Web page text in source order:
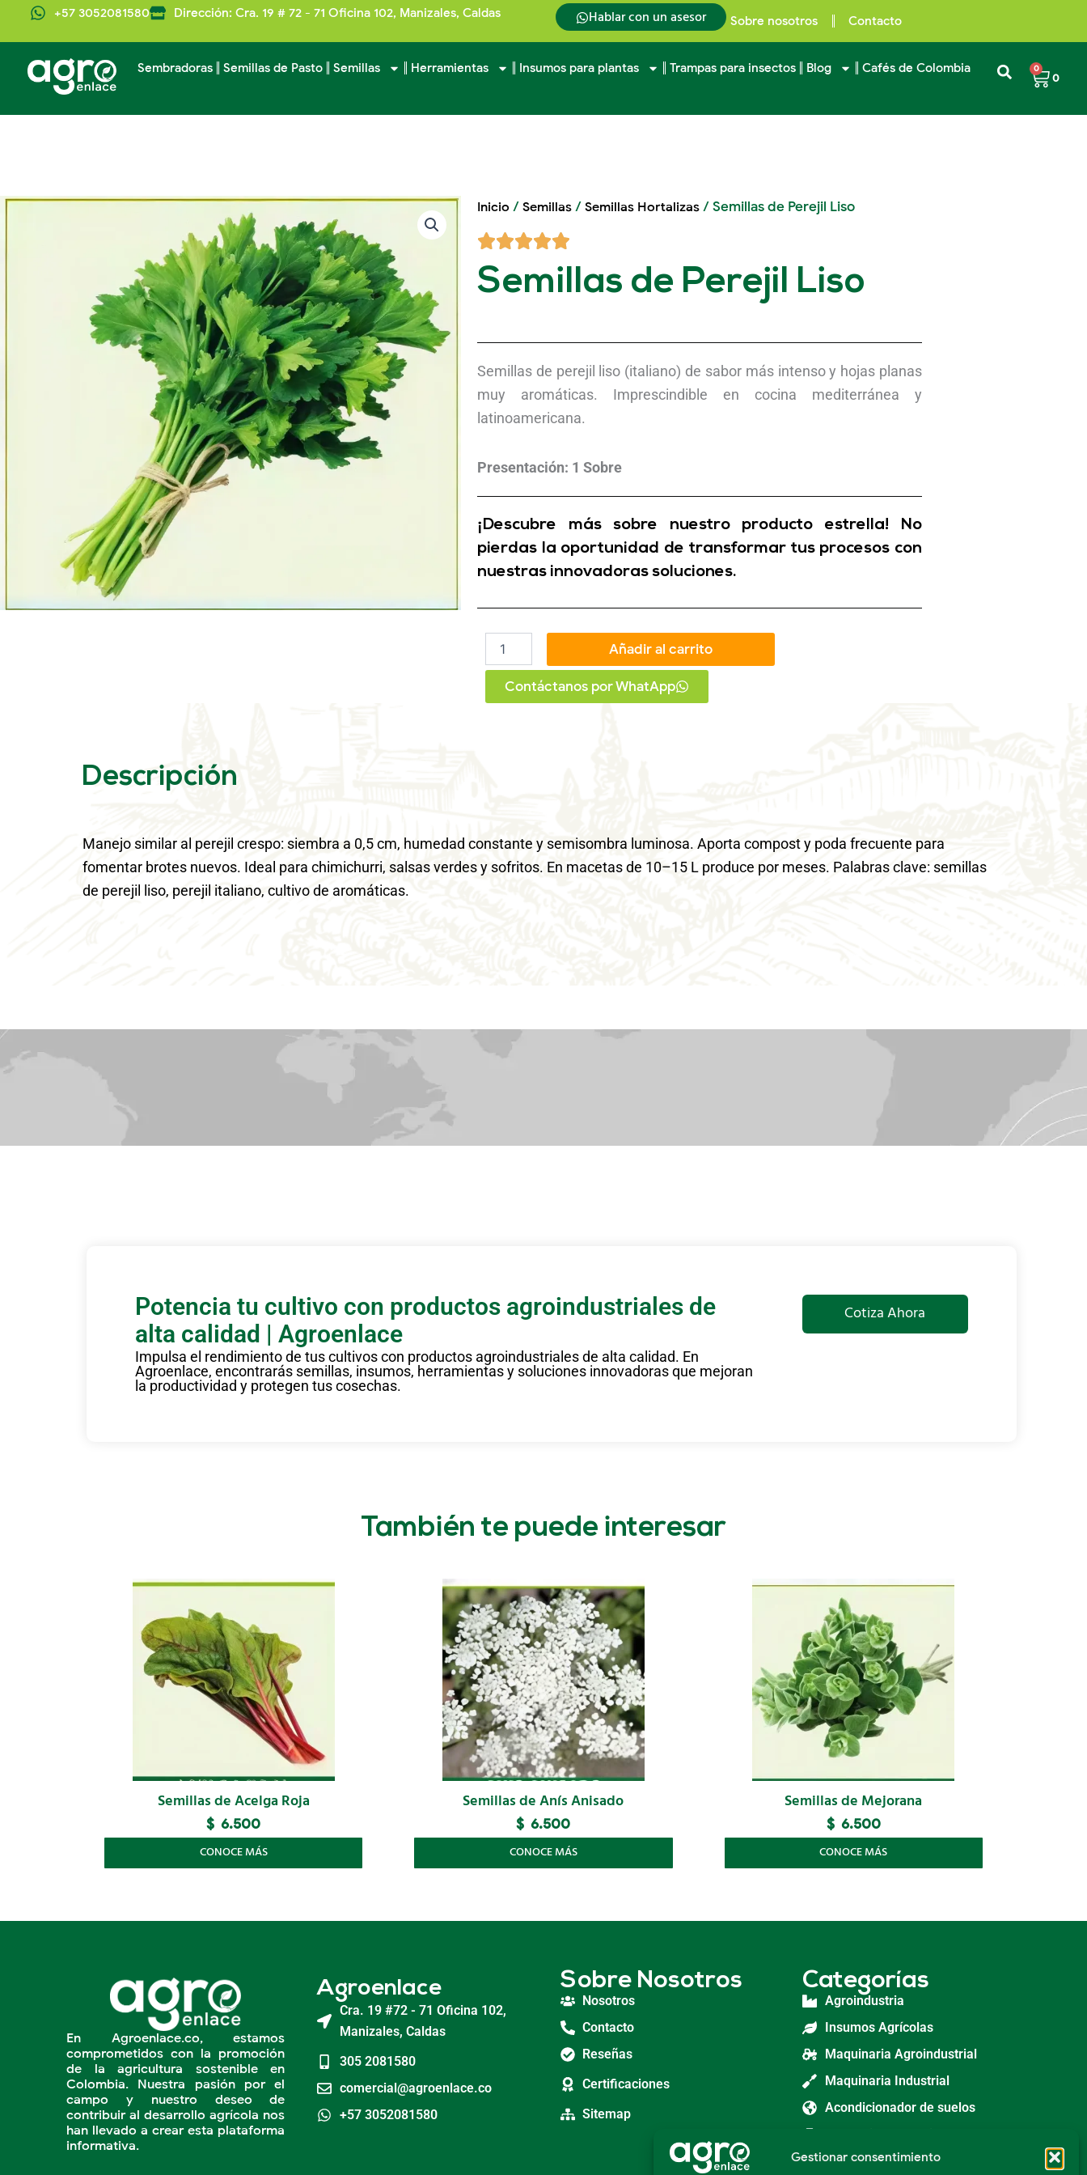
Gestionar consentimiento
+57 3052081580 Dirección: Cra. 19 # 72 - 71 Oficina 102, Manizales, Caldas Hablar con un asesor Sobre nosotros Contacto
Sembradoras Semillas de Pasto Semillas Herramientas Insumos para plantas Trampas para insectos Blog Cafés de Colombia
0
0
Inicio / Semillas / Semillas Hortalizas / Semillas de Perejil Liso
Semillas de Perejil Liso
Semillas de perejil liso (italiano) de sabor más intenso y hojas planas
muy aromáticas. Imprescindible en cocina mediterránea y
latinoamericana.
Presentación: 1 Sobre
¡Descubre más sobre nuestro producto estrella! No
pierdas la oportunidad de transformar tus procesos con
nuestras innovadoras soluciones.
Perejil
Liso
cantidad
Añadir al carrito
Contáctanos por WhatApp
Descripción
Manejo similar al perejil crespo: siembra a 0,5 cm, humedad constante y semisombra luminosa. Aporta compost y poda frecuente para
fomentar brotes nuevos. Ideal para chimichurri, salsas verdes y sofritos. En macetas de 10–15 L produce por meses. Palabras clave: semillas
de perejil liso, perejil italiano, cultivo de aromáticas.
Potencia tu cultivo con productos agroindustriales de
alta calidad | Agroenlace
Impulsa el rendimiento de tus cultivos con productos agroindustriales de alta calidad. En
Agroenlace, encontrarás semillas, insumos, herramientas y soluciones innovadoras que mejoran
la productividad y protegen tus cosechas.
Cotiza Ahora
También te puede interesar
Semillas de Acelga Roja
$ 6.500
CONOCE MÁS
Semillas de Anís Anisado
$ 6.500
CONOCE MÁS
Semillas de Mejorana
$ 6.500
CONOCE MÁS
En Agroenlace.co, estamos
comprometidos con la promoción
de la agricultura sostenible en
Colombia. Nuestra pasión por el
campo y nuestro deseo de
contribuir al desarrollo agrícola nos
han llevado a crear esta plataforma
informativa.
Agroenlace
Cra. 19 #72 - 71 Oficina 102,
Manizales, Caldas
305 2081580
comercial@agroenlace.co
+57 3052081580
Sobre Nosotros
Nosotros
Contacto
Reseñas
Certificaciones
Sitemap
Categorías
Agroindustria
Insumos Agrícolas
Maquinaria Agroindustrial
Maquinaria Industrial
Acondicionador de suelos